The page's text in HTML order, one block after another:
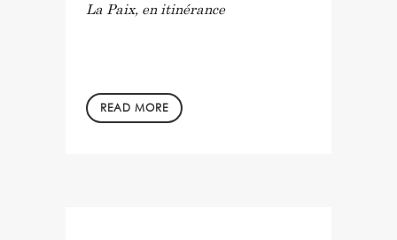
La Paix, en itinérance
READ MORE